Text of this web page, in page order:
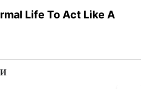
Life To Act Like A